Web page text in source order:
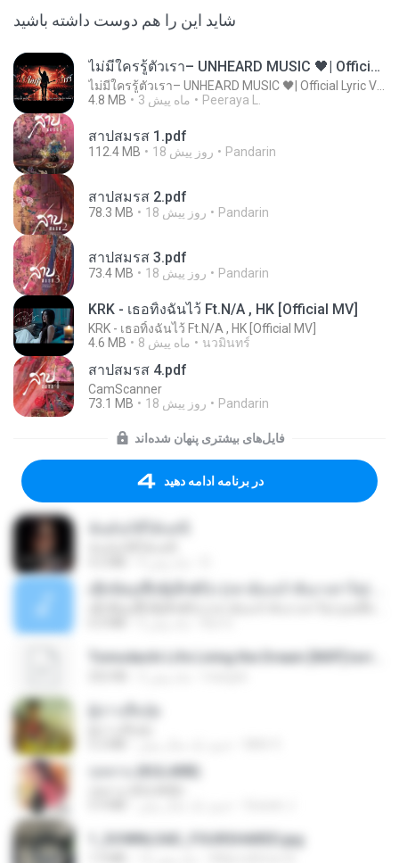
شاید این را هم دوست داشته باشید
ไม่มีใครรู้ตัวเรา– UNHEARD MUSIC 🖤| Official Lyric Video | เพลงสู้ชีวิต
4.8 MB
3 ماه پیش Peeraya L.
สาปสมรส 1.pdf
112.4 MB 18 روز پیش Pandarin
สาปสมรส 2.pdf
78.3 MB 18 روز پیش Pandarin
สาปสมรส 3.pdf
73.4 MB 18 روز پیش Pandarin
KRK - เธอทิ้งฉันไว้ Ft.N/A , HK [Official MV]
KRK - เธอทิ้งฉันไว้ Ft.N/A , HK [Official MV]
4.6 MB
8 ماه پیش นวมินทร์
สาปสมรส 4.pdf
CamScanner
73.1 MB
18 روز پیش Pandarin
فایل‌های بیشتری پنهان شده‌اند
در برنامه ادامه دهید
กุหลาบ (KULARB)
1_DOWNLOAD_FOURSHARED.jpg